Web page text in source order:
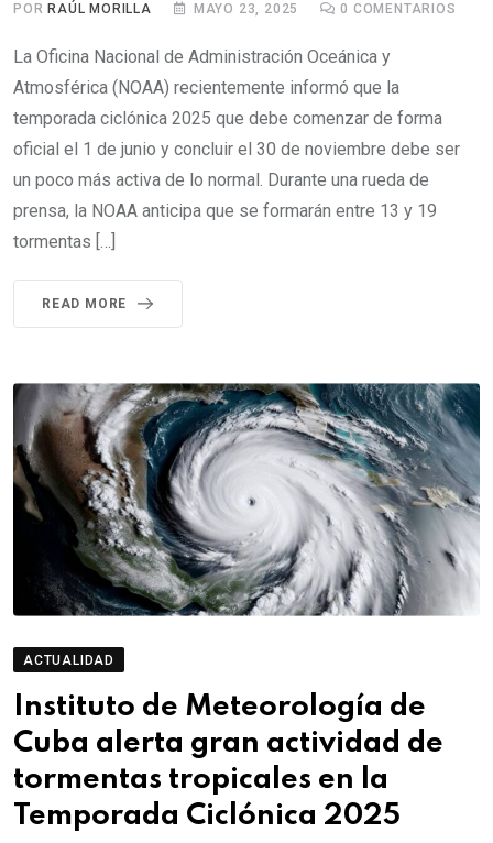
POR RAÚL MORILLA MAYO 23, 2025 0 COMENTARIOS
La Oficina Nacional de Administración Oceánica y
Atmosférica (NOAA) recientemente informó que la
temporada ciclónica 2025 que debe comenzar de forma
oficial el 1 de junio y concluir el 30 de noviembre debe ser
un poco más activa de lo normal. Durante una rueda de
prensa, la NOAA anticipa que se formarán entre 13 y 19
tormentas […]
READ MORE
ACTUALIDAD
Instituto de Meteorología de
Cuba alerta gran actividad de
tormentas tropicales en la
Temporada Ciclónica 2025